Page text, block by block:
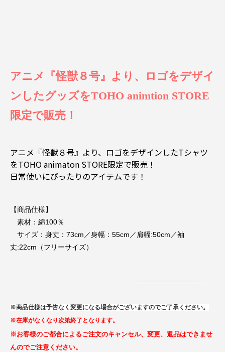
アニメ『怪獣８号』より、ロゴをデザイ
ンしたグッズをTOHO animtion STORE
限定で販売！
アニメ『怪獣８号』より、ロゴをデザインしたTシャツ
をTOHO animaton STORE限定で販売！
日常使いにぴったりのアイテムです！
【商品仕様】
素材：綿100％
サイズ：身丈：73cm／身幅：55cm／肩幅:50cm／袖
丈:22cm（フリーサイズ）
※商品仕様は予告なく変更になる場合がございますのでご了承ください。
※在庫がなくなり次第終了となります。
※お客様のご都合によるご注文のキャンセル、変更、返品はできませ
んのでご注意ください。